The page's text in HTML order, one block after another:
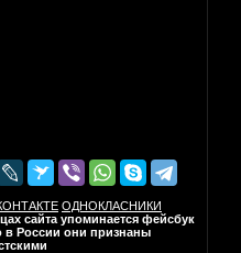
ОДНОКЛАСНИКИ
сайта упоминается фейсбук
в России они признаны